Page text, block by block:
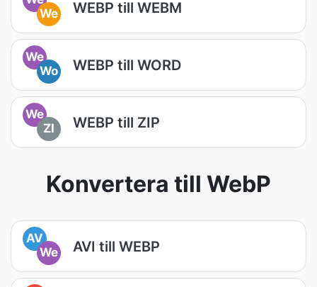
We
WEBP till WEBM
We
Wo
WEBP till WORD
We
ZI
WEBP till ZIP
Konvertera till WebP
AV
We
AVI till WEBP